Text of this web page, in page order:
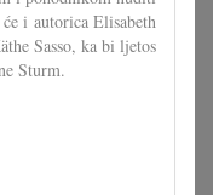
i autorica Elisabeth
Sasso, ka bi ljetos
Sturm.